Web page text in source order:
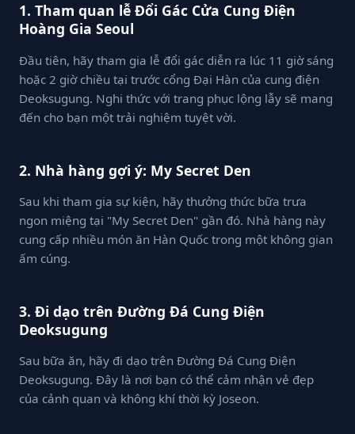
1. Tham quan lễ Đổi Gác Cửa Cung Điện
Hoàng Gia Seoul
Đầu tiên, hãy tham gia lễ đổi gác diễn ra lúc 11 giờ sáng
hoặc 2 giờ chiều tại trước cổng Đại Hàn của cung điện
Deoksugung. Nghi thức với trang phục lộng lẫy sẽ mang
đến cho bạn một trải nghiệm tuyệt vời.
2. Nhà hàng gợi ý: My Secret Den
Sau khi tham gia sự kiện, hãy thưởng thức bữa trưa
ngon miệng tại "My Secret Den" gần đó. Nhà hàng này
cung cấp nhiều món ăn Hàn Quốc trong một không gian
ấm cúng.
3. Đi dạo trên Đường Đá Cung Điện
Deoksugung
Sau bữa ăn, hãy đi dạo trên Đường Đá Cung Điện
Deoksugung. Đây là nơi bạn có thể cảm nhận vẻ đẹp
của cảnh quan và không khí thời kỳ Joseon.